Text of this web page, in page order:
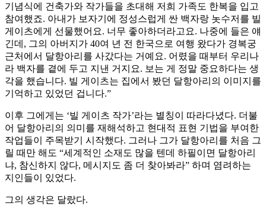
기념식에 건축가와 작가들을 초대해 저희 가족도 한복을 입고
참여했죠. 아내가 보자기에 정성스럽게 싼 백자랑 놋수저를 빌
게이츠에게 선물했어요. 너무 좋아하더라고요. 나중에 들은 얘
긴데, 그의 아버지가 40여 년 전 한국으로 여행 왔다가 경복궁
근처에서 달항아리를 사갔다는 거예요. 어렸을 때부터 우리나
라 백자를 곁에 두고 지낸 거지요. 보는 게 정말 중요하다는 생
각을 했습니다. 빌 게이츠는 집에서 봤던 달항아리의 이미지를
기억하고 있었던 겁니다.”
이후 그에게는 ‘빌 게이츠 작가’라는 별칭이 따라다녔다. 더불
어 달항아리의 의미를 재해석하고 현대적 표현 기법을 부여한
작업들이 주목받기 시작했다. 그러나 그가 달항아리를 처음 그
릴 때만 해도 “세계적인 소재도 많을 텐데 하필이면 달항아리
냐, 참신하지 않다, 메시지도 좀 더 찾아봐라” 하며 염려하는
지인들이 있었다.
그의 생각은 달랐다.